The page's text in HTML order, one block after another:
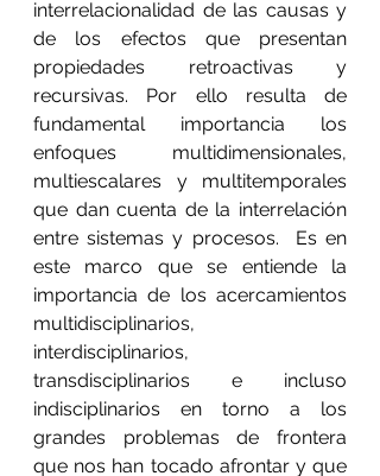
interrelacionalidad de las causas y
de los efectos que presentan
propiedades retroactivas y
recursivas. Por ello resulta de
fundamental importancia los
enfoques multidimensionales,
multiescalares y multitemporales
que dan cuenta de la interrelación
entre sistemas y procesos.  Es en
este marco que se entiende la
importancia de los acercamientos
multidisciplinarios,
interdisciplinarios,
transdisciplinarios e incluso
indisciplinarios en torno a los
grandes problemas de frontera
que nos han tocado afrontar y que